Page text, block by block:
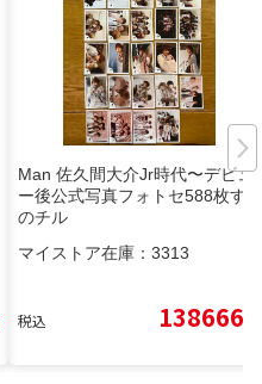
Man 佐久間大介Jr時代〜デビュ
ー後公式写真フォトセ588枚す
のチル
マイストア在庫： 3313
税込 138666